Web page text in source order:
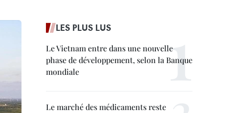
LES PLUS LUS
Le Vietnam entre dans une nouvelle
phase de développement, selon la Banque
mondiale
Le marché des médicaments reste